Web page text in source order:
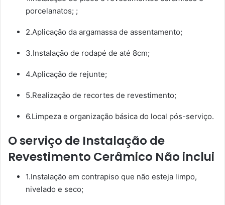
porcelanatos; ;
2.Aplicação da argamassa de assentamento;
3.Instalação de rodapé de até 8cm;
4.Aplicação de rejunte;
5.Realização de recortes de revestimento;
6.Limpeza e organização básica do local pós-serviço.
O serviço de Instalação de
Revestimento Cerâmico Não inclui
1.Instalação em contrapiso que não esteja limpo,
nivelado e seco;